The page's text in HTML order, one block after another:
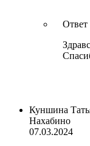
Ответ
Куншина
Нахабино
07.03.2024